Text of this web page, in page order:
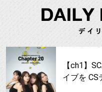
【ch1】
イブを